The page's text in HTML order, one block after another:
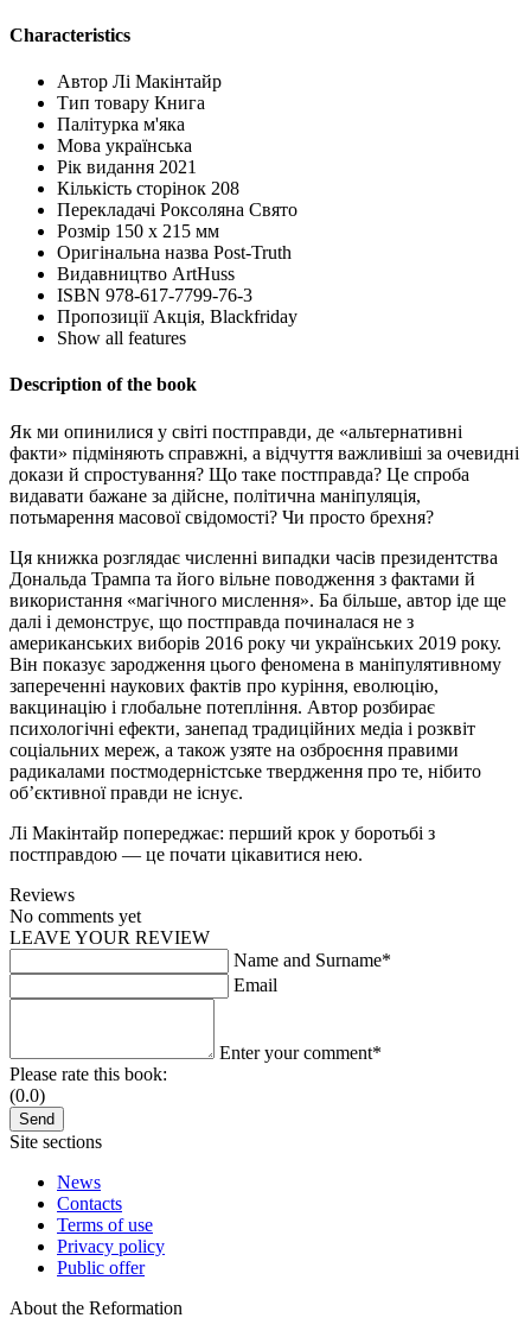
Characteristics
Автор Лі Макінтайр
Тип товару Книга
Палітурка м'яка
Мова українська
Рік видання 2021
Кількість сторінок 208
Перекладачі Роксоляна Свято
Розмір 150 х 215 мм
Оригінальна назва Post-Truth
Видавництво ArtHuss
ISBN 978-617-7799-76-3
Пропозиції Акція, Blackfriday
Show all features
Description of the book
Як ми опинилися у світі постправди, де «альтернативні
факти» підміняють справжні, а відчуття важливіші за очевидні
докази й спростування? Що таке постправда? Це спроба
видавати бажане за дійсне, політична маніпуляція,
потьмарення масової свідомості? Чи просто брехня?
Ця книжка розглядає численні випадки часів президентства
Дональда Трампа та його вільне поводження з фактами й
використання «магічного мислення». Ба більше, автор іде ще
далі і демонструє, що постправда починалася не з
американських виборів 2016 року чи українських 2019 року.
Він показує зародження цього феномена в маніпулятивному
запереченні наукових фактів про куріння, еволюцію,
вакцинацію і глобальне потепління. Автор розбирає
психологічні ефекти, занепад традиційних медіа і розквіт
соціальних мереж, а також узяте на озброєння правими
радикалами постмодерністське твердження про те, нібито
об’єктивної правди не існує.
Лі Макінтайр попереджає: перший крок у боротьбі з
постправдою — це почати цікавитися нею.
Reviews
No comments yet
LEAVE YOUR REVIEW
Name and Surname*
Email
Enter your comment*
Please rate this book:
(0.0)
Site sections
News
Contacts
Terms of use
Privacy policy
Public offer
About the Reformation